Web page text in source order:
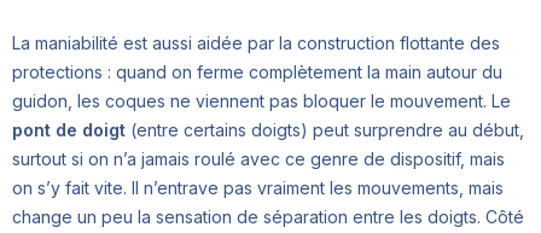
La maniabilité est aussi aidée par la construction flottante des
protections : quand on ferme complètement la main autour du
guidon, les coques ne viennent pas bloquer le mouvement. Le
pont de doigt (entre certains doigts) peut surprendre au début,
surtout si on n’a jamais roulé avec ce genre de dispositif, mais
on s’y fait vite. Il n’entrave pas vraiment les mouvements, mais
change un peu la sensation de séparation entre les doigts. Côté